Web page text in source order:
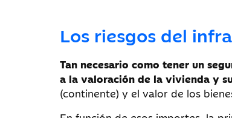
Los riesgos del
Tan necesario como tener un
a la valoración de la vivienda y
(continente) y el valor de los